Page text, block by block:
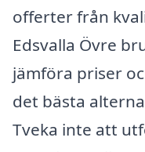
offerter från
Edsvalla Övre
jämföra priser
det bästa
Tveka inte att